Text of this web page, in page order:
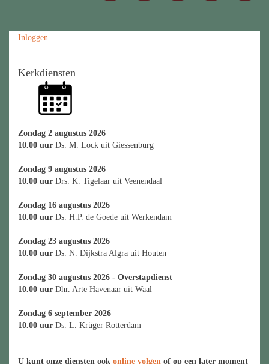
Inloggen
Kerkdiensten
Zondag 2 augustus 2026
10.00 uur Ds. M. Lock uit Giessenburg
Zondag 9 augustus 2026
10.00 uur Drs. K. Tigelaar uit Veenendaal
Zondag 16 augustus 2026
10.00 uur Ds. H.P. de Goede uit Werkendam
Zondag 23 augustus 2026
10.00 uur Ds. N. Dijkstra Algra uit Houten
Zondag 30 augustus 2026 - Overstapdienst
10.00 uur Dhr. Arte Havenaar uit Waal
Zondag 6 september 2026
10.00 uur Ds. L. Krüger Rotterdam
U kunt onze diensten ook online volgen of op een later moment